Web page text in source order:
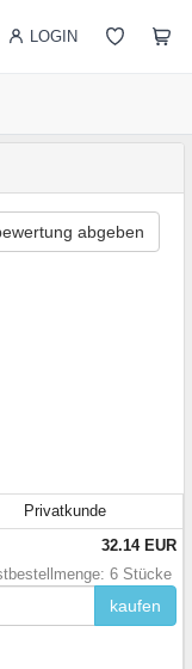
LOGIN
abgeben
Privatkunde
32.14 EUR
6 Stücke
kaufen